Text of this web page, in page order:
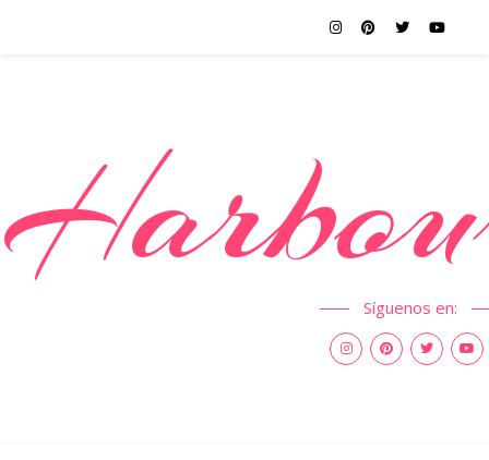
Síguenos en: